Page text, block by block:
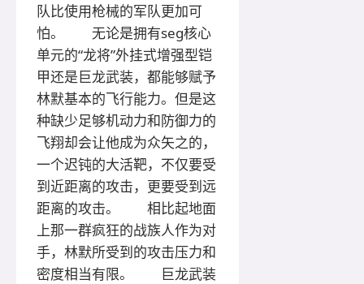
队比使用枪械的军队更加可
怕。 无论是拥有seg核心
单元的“龙将”外挂式增强型铠
甲还是巨龙武装，都能够赋予
林默基本的飞行能力。但是这
种缺少足够机动力和防御力的
飞翔却会让他成为众矢之的，
一个迟钝的大活靶，不仅要受
到近距离的攻击，更要受到远
距离的攻击。 相比起地面
上那一群疯狂的战族人作为对
手，林默所受到的攻击压力和
密度相当有限。 巨龙武装